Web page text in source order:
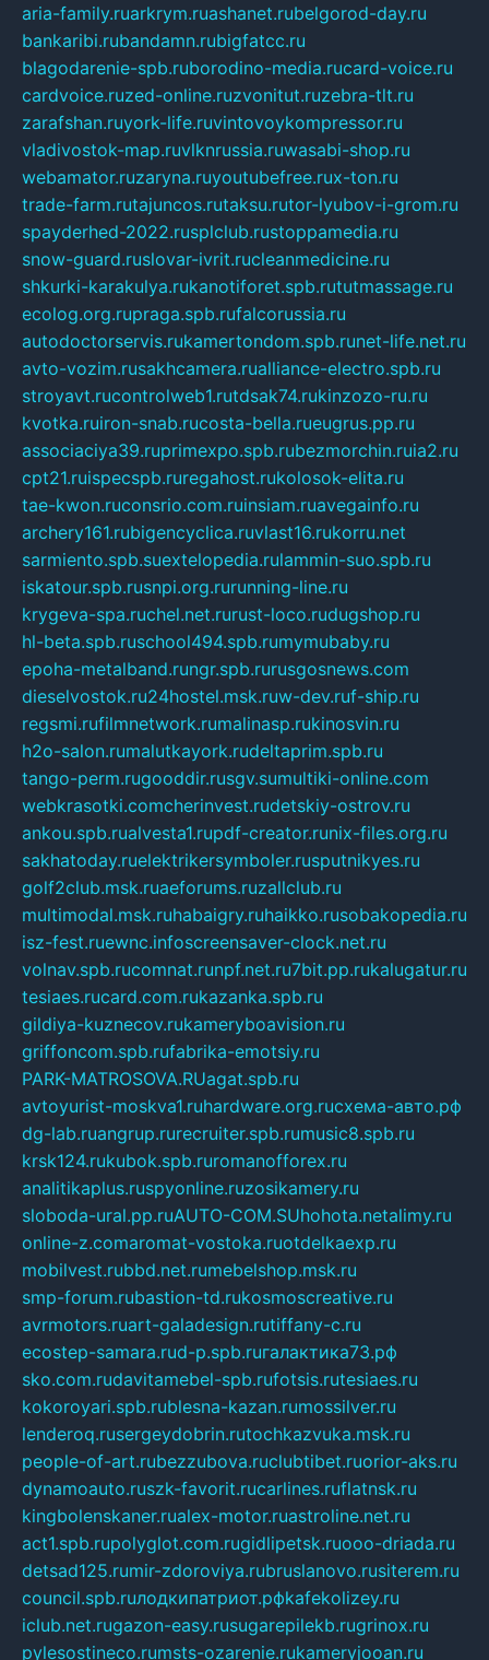
aria-family.ruarkrym.ruashanet.rubelgorod-day.ru
bankaribi.rubandamn.rubigfatcc.ru
blagodarenie-spb.ruborodino-media.rucard-voice.ru
cardvoice.ruzed-online.ruzvonitut.ruzebra-tlt.ru
zarafshan.ruyork-life.ruvintovoykompressor.ru
vladivostok-map.ruvlknrussia.ruwasabi-shop.ru
webamator.ruzaryna.ruyoutubefree.rux-ton.ru
trade-farm.rutajuncos.rutaksu.rutor-lyubov-i-grom.ru
spayderhed-2022.rusplclub.rustoppamedia.ru
snow-guard.ruslovar-ivrit.rucleanmedicine.ru
shkurki-karakulya.rukanotiforet.spb.rututmassage.ru
ecolog.org.rupraga.spb.rufalcorussia.ru
autodoctorservis.rukamertondom.spb.runet-life.net.ru
avto-vozim.rusakhcamera.rualliance-electro.spb.ru
stroyavt.rucontrolweb1.rutdsak74.rukinzozo-ru.ru
kvotka.ruiron-snab.rucosta-bella.rueugrus.pp.ru
associaciya39.ruprimexpo.spb.rubezmorchin.ruia2.ru
cpt21.ruispecspb.ruregahost.rukolosok-elita.ru
tae-kwon.ruconsrio.com.ruinsiam.ruavegainfo.ru
archery161.rubigencyclica.ruvlast16.rukorru.net
sarmiento.spb.suextelopedia.rulammin-suo.spb.ru
iskatour.spb.rusnpi.org.rurunning-line.ru
krygeva-spa.ruchel.net.rurust-loco.rudugshop.ru
hl-beta.spb.ruschool494.spb.rumymubaby.ru
epoha-metalband.rungr.spb.rurusgosnews.com
dieselvostok.ru24hostel.msk.ruw-dev.ruf-ship.ru
regsmi.rufilmnetwork.rumalinasp.rukinosvin.ru
h2o-salon.rumalutkayork.rudeltaprim.spb.ru
tango-perm.rugooddir.rusgv.sumultiki-online.com
webkrasotki.comcherinvest.rudetskiy-ostrov.ru
ankou.spb.rualvesta1.rupdf-creator.runix-files.org.ru
sakhatoday.ruelektrikersymboler.rusputnikyes.ru
golf2club.msk.ruaeforums.ruzallclub.ru
multimodal.msk.ruhabaigry.ruhaikko.rusobakopedia.ru
isz-fest.ruewnc.infoscreensaver-clock.net.ru
volnav.spb.rucomnat.runpf.net.ru7bit.pp.rukalugatur.ru
tesiaes.rucard.com.rukazanka.spb.ru
gildiya-kuznecov.rukameryboavision.ru
griffoncom.spb.rufabrika-emotsiy.ru
PARK-MATROSOVA.RUagat.spb.ru
avtoyurist-moskva1.ruhardware.org.ruсхема-авто.рф
dg-lab.ruangrup.rurecruiter.spb.rumusic8.spb.ru
krsk124.rukubok.spb.ruromanofforex.ru
analitikaplus.ruspyonline.ruzosikamery.ru
sloboda-ural.pp.ruAUTO-COM.SUhohota.netalimy.ru
online-z.comaromat-vostoka.ruotdelkaexp.ru
mobilvest.rubbd.net.rumebelshop.msk.ru
smp-forum.rubastion-td.rukosmoscreative.ru
avrmotors.ruart-galadesign.rutiffany-c.ru
ecostep-samara.rud-p.spb.ruгалактика73.рф
sko.com.rudavitamebel-spb.rufotsis.rutesiaes.ru
kokoroyari.spb.rublesna-kazan.rumossilver.ru
lenderoq.rusergeydobrin.rutochkazvuka.msk.ru
people-of-art.rubezzubova.ruclubtibet.ruorior-aks.ru
dynamoauto.ruszk-favorit.rucarlines.ruflatnsk.ru
kingbolenskaner.rualex-motor.ruastroline.net.ru
act1.spb.rupolyglot.com.rugidlipetsk.ruooo-driada.ru
detsad125.rumir-zdoroviya.rubruslanovo.rusiterem.ru
council.spb.ruлодкипатриот.рфkafekolizey.ru
iclub.net.rugazon-easy.rusugarepilekb.rugrinox.ru
pylesostineco.rumsts-ozarenie.rukameryjooan.ru